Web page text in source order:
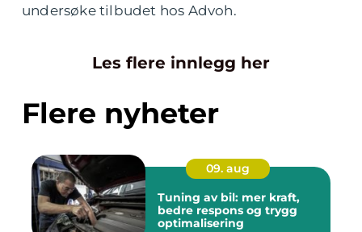
undersøke tilbudet hos Advoh.
Les flere innlegg her
Flere nyheter
09. aug
Tuning av bil: mer kraft,
bedre respons og trygg
optimalisering